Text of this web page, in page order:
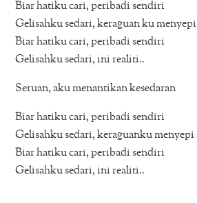
Biar hatiku cari, peribadi sendiri
Gelisahku sedari, keraguan ku menyepi
Biar hatiku cari, peribadi sendiri
Gelisahku sedari, ini realiti..
Seruan, aku menantikan kesedaran
Biar hatiku cari, peribadi sendiri
Gelisahku sedari, keraguanku menyepi
Biar hatiku cari, peribadi sendiri
Gelisahku sedari, ini realiti..